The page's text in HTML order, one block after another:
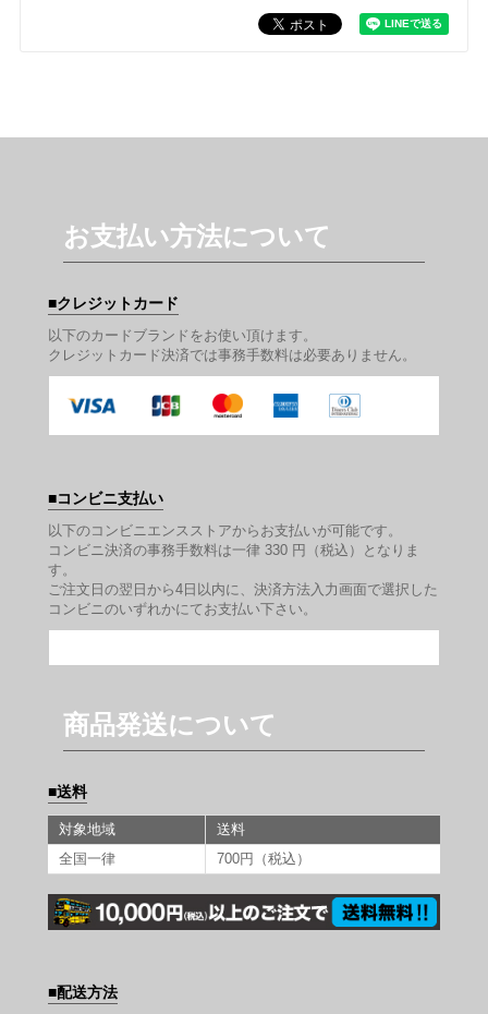
お支払い方法について
クレジットカード
以下のカードブランドをお使い頂けます。
クレジットカード決済では事務手数料は必要ありません。
コンビニ支払い
以下のコンビニエンスストアからお支払いが可能です。
コンビニ決済の事務手数料は一律 330 円（税込）となりま
す。
ご注文日の翌日から4日以内に、決済方法入力画面で選択した
コンビニのいずれかにてお支払い下さい。
商品発送について
送料
対象地域
送料
全国一律
700円（税込）
配送方法